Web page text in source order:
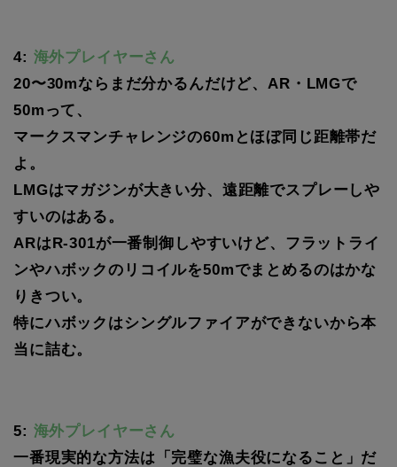
4: 海外プレイヤーさん
20〜30mならまだ分かるんだけど、AR・LMGで
50mって、
マークスマンチャレンジの60mとほぼ同じ距離帯だ
よ。
LMGはマガジンが大きい分、遠距離でスプレーしや
すいのはある。
ARはR-301が一番制御しやすいけど、フラットライ
ンやハボックのリコイルを50mでまとめるのはかな
りきつい。
特にハボックはシングルファイアができないから本
当に詰む。
5: 海外プレイヤーさん
一番現実的な方法は「完璧な漁夫役になること」だ